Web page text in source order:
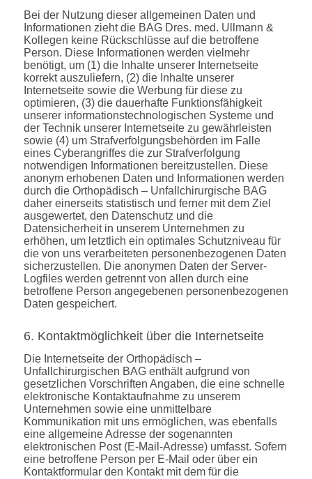
Bei der Nutzung dieser allgemeinen Daten und
Informationen zieht die BAG Dres. med. Ullmann &
Kollegen keine Rückschlüsse auf die betroffene
Person. Diese Informationen werden vielmehr
benötigt, um (1) die Inhalte unserer Internetseite
korrekt auszuliefern, (2) die Inhalte unserer
Internetseite sowie die Werbung für diese zu
optimieren, (3) die dauerhafte Funktionsfähigkeit
unserer informationstechnologischen Systeme und
der Technik unserer Internetseite zu gewährleisten
sowie (4) um Strafverfolgungsbehörden im Falle
eines Cyberangriffes die zur Strafverfolgung
notwendigen Informationen bereitzustellen. Diese
anonym erhobenen Daten und Informationen werden
durch die Orthopädisch – Unfallchirurgische BAG
daher einerseits statistisch und ferner mit dem Ziel
ausgewertet, den Datenschutz und die
Datensicherheit in unserem Unternehmen zu
erhöhen, um letztlich ein optimales Schutzniveau für
die von uns verarbeiteten personenbezogenen Daten
sicherzustellen. Die anonymen Daten der Server-
Logfiles werden getrennt von allen durch eine
betroffene Person angegebenen personenbezogenen
Daten gespeichert.
6. Kontaktmöglichkeit über die Internetseite
Die Internetseite der Orthopädisch –
Unfallchirurgischen BAG enthält aufgrund von
gesetzlichen Vorschriften Angaben, die eine schnelle
elektronische Kontaktaufnahme zu unserem
Unternehmen sowie eine unmittelbare
Kommunikation mit uns ermöglichen, was ebenfalls
eine allgemeine Adresse der sogenannten
elektronischen Post (E-Mail-Adresse) umfasst. Sofern
eine betroffene Person per E-Mail oder über ein
Kontaktformular den Kontakt mit dem für die